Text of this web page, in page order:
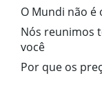
O Mundi não é
Nós reunimos
você
Por que os